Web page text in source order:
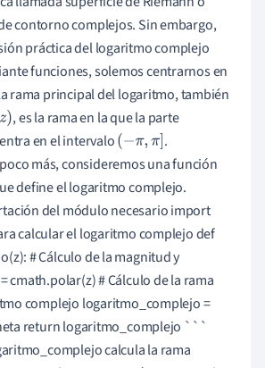
contorno complejos. Sin embargo,
práctica del logaritmo complejo
funciones, solemos centrarnos en
rama principal del logaritmo, también
) , es la rama en la que la parte
en el intervalo(−π,π]
.
más, consideremos una función
define el logaritmo complejo.
del módulo necesario import
calcular el logaritmo complejo def
# Cálculo de la magnitud y
cmath.polar(z) # Cálculo de la rama
complejo logaritmo_complejo =
return logaritmo_complejo ```
calcula la rama